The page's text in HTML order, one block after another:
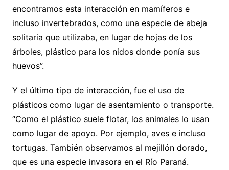
encontramos esta interacción en mamíferos e
incluso invertebrados, como una especie de abeja
solitaria que utilizaba, en lugar de hojas de los
árboles, plástico para los nidos donde ponía sus
huevos”.
Y el último tipo de interacción, fue el uso de
plásticos como lugar de asentamiento o transporte.
“Como el plástico suele flotar, los animales lo usan
como lugar de apoyo. Por ejemplo, aves e incluso
tortugas. También observamos al mejillón dorado,
que es una especie invasora en el Río Paraná.